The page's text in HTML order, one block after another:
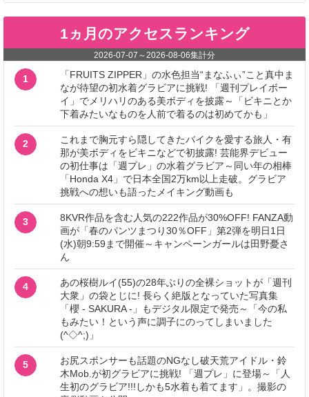
1ヵ月のアクセスランキング
2026-07-07 ～2026-08-06集計分
1
「FRUITS ZIPPER」の水色担当“まなふぃ”こと真中ま
なが待望の初水着グラビアに挑戦! 「週刊プレイボー
イ」でメリハリのある美ボディを披露～「ビキニとか
下着みたいなものを人前で着るのは初めてかも」
2
これまで胸元すら隠してきたバイクを愛する旅人・有
那が美ボディをビキニなどで初披露! 芸能界デビュー
の初仕事は「週プレ」の水着グラビア～同い年の相棒
「Honda X4」で日本全国2万km以上走破。グラビア
挑戦への想いも語ったメイキング動画も
3
8KVR作品を含む人気の222作品が30%OFF! FANZA動
画が「春のパンツまつり30％OFF」第2弾を明日1日
(水)朝9:59まで開催～キャンペーンガールは田野憂さ
ん
4
あの桜樹ルイ(55)の28年ぶりの全裸ショットが「週刊
大衆」の袋とじに! 長らく絶版となっていた写真集
「櫻 - SAKURA -」もデジタル限定で発売～「今の私
もみたい！という声に調子にのってしまいました
(^◇^;)」
5
お尻スポンサーも話題のNGなし破天荒アイドル・鈴
木Mob.が初グラビアに挑戦! 「週プレ」に登場～「人
生初のグラビア!!!しかも5水着も着てます」。撮影の